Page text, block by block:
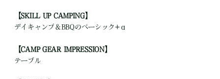
【SKILL UP CAMPING】
デイキャンプ＆BBQのベーシック+α
【CAMP GEAR IMPRESSION】
テーブル